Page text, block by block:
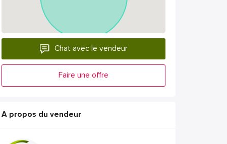
Chat avec le vendeur
Faire une offre
A propos du vendeur